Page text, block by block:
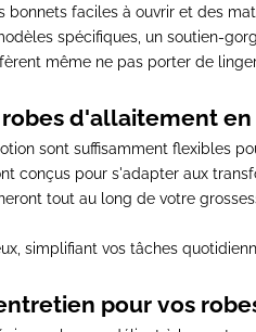
bonnets faciles à ouvrir et des
spécifiques, un soutien-
même ne pas porter de
d'allaitement
sont suffisamment flexibles
conçus pour s'adapter aux
tout au long de votre
simplifiant vos tâches
pour vos